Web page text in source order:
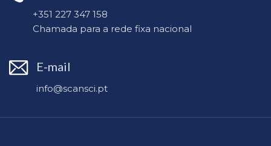
+351 227 347 158
Chamada para a rede fixa nacional
E-mail
info@scansci.pt